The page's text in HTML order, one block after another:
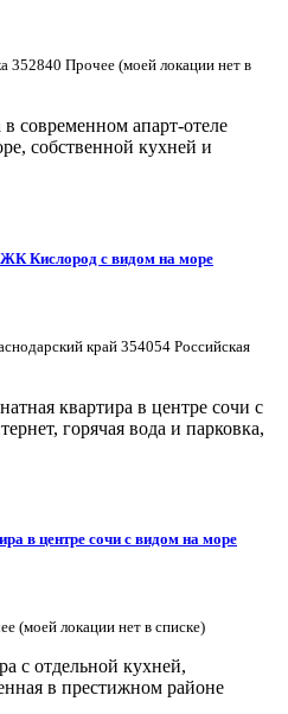
352840 Прочее (моей локации нет в
современном апарт-отеле
собственной кухней и
Кислород с видом на море
край 354054 Российская
квартира в центре сочи с
горячая вода и парковка,
в центре сочи с видом на море
(моей локации нет в списке)
с отдельной кухней,
в престижном районе